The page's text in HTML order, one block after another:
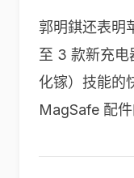
郭明錤还表明
至 3 款新充电
化镓）技能的
MagSafe 配件